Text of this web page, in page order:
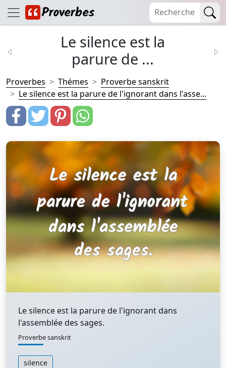
Le silence est la
parure de ...
Proverbes Thémes
Proverbe sanskrit
Le silence est la parure de l'ignorant dans l'asse...
Le silence est la parure de l'ignorant dans
l'assemblée des sages.
Proverbe sanskrit
silence